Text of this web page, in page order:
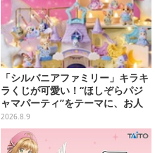
「シルバニアファミリー」キラキ
ラくじが可愛い！“ほしぞらパジ
ャマパーティ”をテーマに、お人
形や建物がラインナップ
2026.8.9